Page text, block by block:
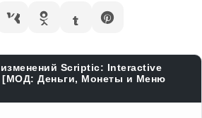
изменений Scriptic: Interactive
[МОД: Деньги, Монеты и Меню